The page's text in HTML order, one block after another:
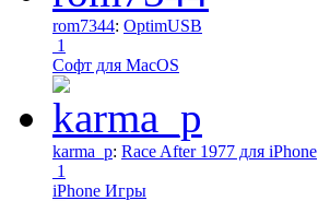
rom7344: OptimUSB
1
Софт для MacOS
karma_p: Race After 1977 для iPhone
1
iPhone Игры